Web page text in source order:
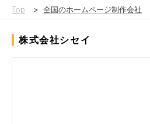
Top > 全国のホームページ制作会社
株式会社シセイ